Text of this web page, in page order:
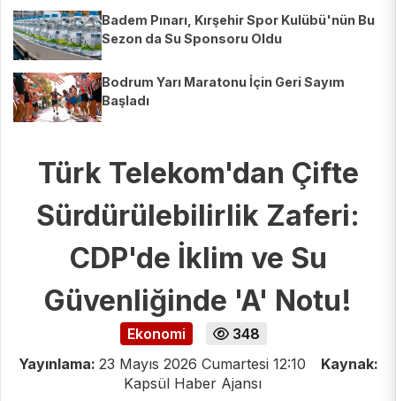
Badem Pınarı, Kırşehir Spor Kulübü'nün Bu
Sezon da Su Sponsoru Oldu
Bodrum Yarı Maratonu İçin Geri Sayım
Başladı
Türk Telekom'dan Çifte
Sürdürülebilirlik Zaferi:
CDP'de İklim ve Su
Güvenliğinde 'A' Notu!
Ekonomi
348
Yayınlama: 23 Mayıs 2026 Cumartesi 12:10
Kaynak:
Kapsül Haber Ajansı